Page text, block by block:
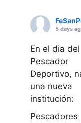
5 days
En el dia del
Pescador
Deportivo,
una nueva
institución:
Pescadores